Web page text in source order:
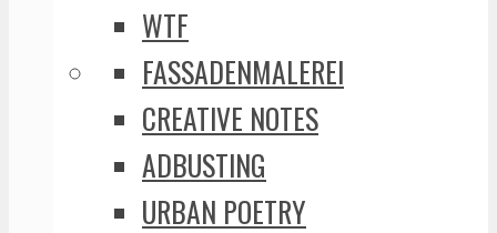
WTF
FASSADENMALEREI
CREATIVE NOTES
ADBUSTING
URBAN POETRY